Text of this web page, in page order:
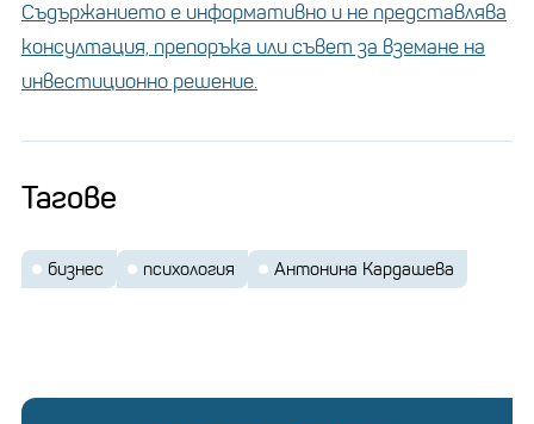
Съдържанието е информативно и не представлява
консултация, препоръка или съвет за вземане на
инвестиционно решение.
Тагове
бизнес психология Антонина Кардашева